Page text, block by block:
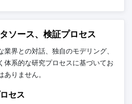
ソース、検証プロセス
界との対話、独自のモデリング、
体系的な研究プロセスに基づいてお
りません。
セス